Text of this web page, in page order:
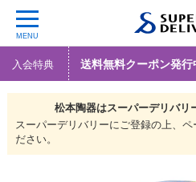
MENU
入会特典 送料無料クーポン発行
松本陶器はスーパーデリバリ
スーパーデリバリーにご登録の上、
ださい。